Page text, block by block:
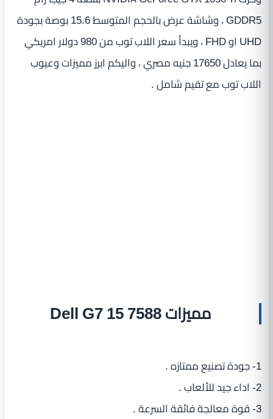
GDDR5 ، وشاشة عرض بالحجم المتوسط 15.6 بوصة بجودة
UHD او FHD ، ويبدأ سعر اللاب توب من 980 دولار امريكي
بما يعادل 17650 جنيه مصري ، واليكم ابرز مميزات وعيوب
اللاب توب مع تقيم شامل .
مميزات Dell G7 15 7588
1- جودة تصنيع ممتازه .
2- اداء جيد للألعاب .
3- قوة معالجة فائقة السرعة .